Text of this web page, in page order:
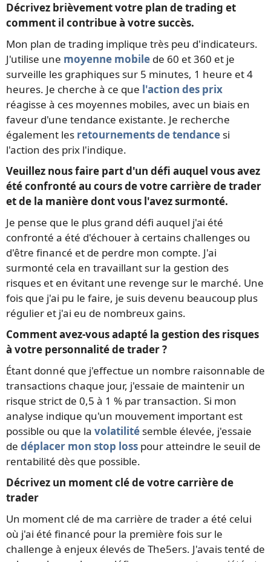
Décrivez brièvement votre plan de trading et
comment il contribue à votre succès.
Mon plan de trading implique très peu d'indicateurs.
J'utilise une moyenne mobile de 60 et 360 et je
surveille les graphiques sur 5 minutes, 1 heure et 4
heures. Je cherche à ce que l'action des prix
réagisse à ces moyennes mobiles, avec un biais en
faveur d'une tendance existante. Je recherche
également les retournements de tendance si
l'action des prix l'indique.
Veuillez nous faire part d'un défi auquel vous avez
été confronté au cours de votre carrière de trader
et de la manière dont vous l'avez surmonté.
Je pense que le plus grand défi auquel j'ai été
confronté a été d'échouer à certains challenges ou
d'être financé et de perdre mon compte. J'ai
surmonté cela en travaillant sur la gestion des
risques et en évitant une revenge sur le marché. Une
fois que j'ai pu le faire, je suis devenu beaucoup plus
régulier et j'ai eu de nombreux gains.
Comment avez-vous adapté la gestion des risques
à votre personnalité de trader ?
Étant donné que j'effectue un nombre raisonnable de
transactions chaque jour, j'essaie de maintenir un
risque strict de 0,5 à 1 % par transaction. Si mon
analyse indique qu'un mouvement important est
possible ou que la volatilité semble élevée, j'essaie
de déplacer mon stop loss pour atteindre le seuil de
rentabilité dès que possible.
Décrivez un moment clé de votre carrière de
trader
Un moment clé de ma carrière de trader a été celui
où j'ai été financé pour la première fois sur le
challenge à enjeux élevés de The5ers. J'avais tenté de